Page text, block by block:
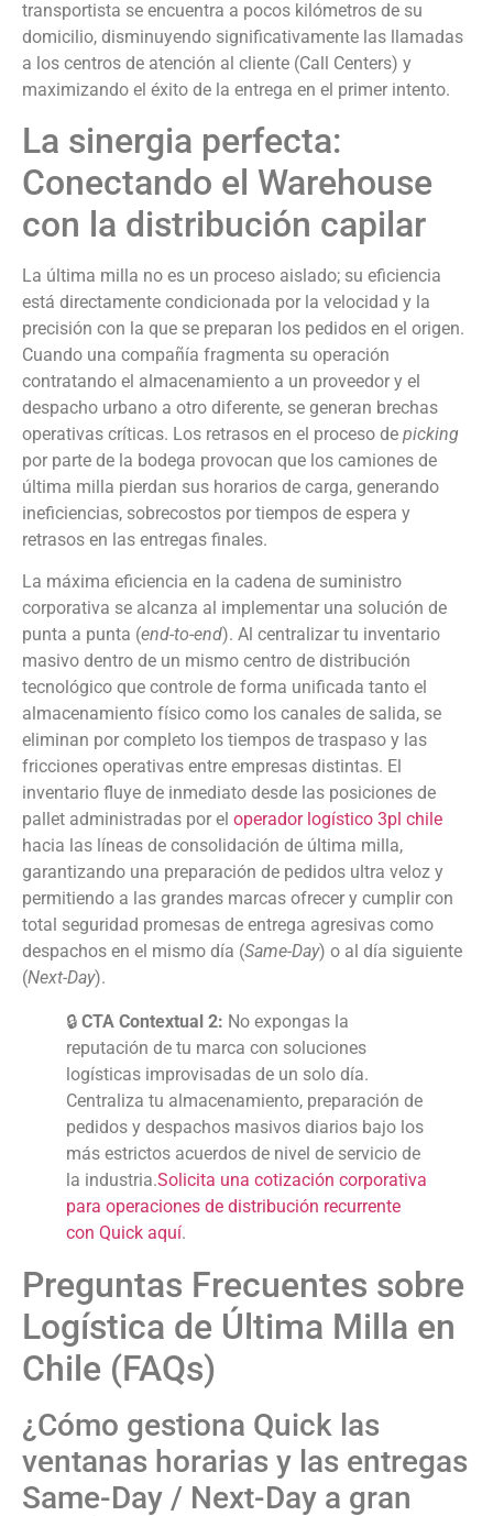
transportista se encuentra a pocos kilómetros de su
domicilio, disminuyendo significativamente las llamadas
a los centros de atención al cliente (Call Centers) y
maximizando el éxito de la entrega en el primer intento.
La sinergia perfecta:
Conectando el Warehouse
con la distribución capilar
La última milla no es un proceso aislado; su eficiencia
está directamente condicionada por la velocidad y la
precisión con la que se preparan los pedidos en el origen.
Cuando una compañía fragmenta su operación
contratando el almacenamiento a un proveedor y el
despacho urbano a otro diferente, se generan brechas
operativas críticas. Los retrasos en el proceso de picking
por parte de la bodega provocan que los camiones de
última milla pierdan sus horarios de carga, generando
ineficiencias, sobrecostos por tiempos de espera y
retrasos en las entregas finales.
La máxima eficiencia en la cadena de suministro
corporativa se alcanza al implementar una solución de
punta a punta (end-to-end). Al centralizar tu inventario
masivo dentro de un mismo centro de distribución
tecnológico que controle de forma unificada tanto el
almacenamiento físico como los canales de salida, se
eliminan por completo los tiempos de traspaso y las
fricciones operativas entre empresas distintas. El
inventario fluye de inmediato desde las posiciones de
pallet administradas por el operador logístico 3pl chile
hacia las líneas de consolidación de última milla,
garantizando una preparación de pedidos ultra veloz y
permitiendo a las grandes marcas ofrecer y cumplir con
total seguridad promesas de entrega agresivas como
despachos en el mismo día (Same-Day) o al día siguiente
(Next-Day).
🔒 CTA Contextual 2: No expongas la
reputación de tu marca con soluciones
logísticas improvisadas de un solo día.
Centraliza tu almacenamiento, preparación de
pedidos y despachos masivos diarios bajo los
más estrictos acuerdos de nivel de servicio de
la industria.Solicita una cotización corporativa
para operaciones de distribución recurrente
con Quick aquí.
Preguntas Frecuentes sobre
Logística de Última Milla en
Chile (FAQs)
¿Cómo gestiona Quick las
ventanas horarias y las entregas
Same-Day / Next-Day a gran